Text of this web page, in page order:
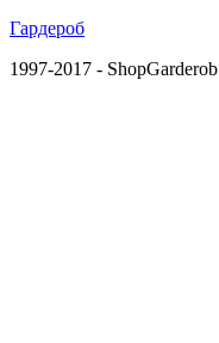
Гардероб
1997-2017 - ShopGarderob